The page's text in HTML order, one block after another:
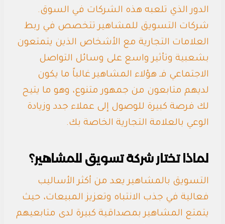
الدور الذي تلعبه هذه الشركات في السوق.
شركات التسويق للمشاهير تتخصص في ربط
العلامات التجارية مع الأشخاص الذين يتمتعون
بشعبية وتأثير واسع على وسائل التواصل
الاجتماعي فـ هؤلاء المشاهير غالباً ما يكون
لديهم متابعون من جمهور متنوع، وهو ما يتيح
لك فرصة كبيرة للوصول إلى عملاء جدد وزيادة
الوعي بالعلامة التجارية الخاصة بك.
لماذا تختار شركة تسويق للمشاهير؟
التسويق بالمشاهير يعد من أكثر الأساليب
فعالية في جذب الانتباه وتعزيز المبيعات، حيث
يتمتع المشاهير بمصداقية كبيرة لدى متابعيهم